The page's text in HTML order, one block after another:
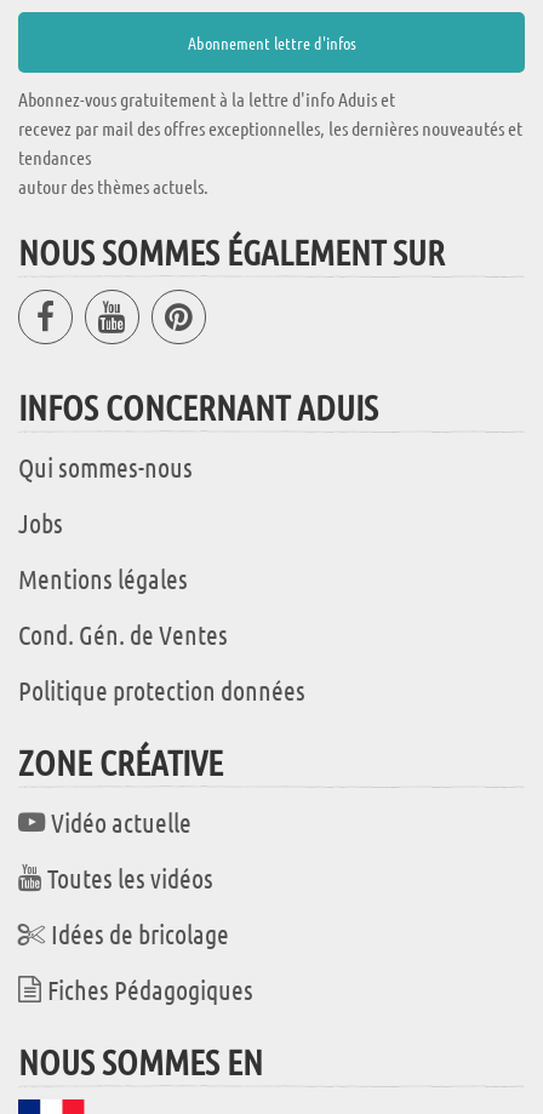
Abonnez-vous gratuitement à la lettre d'info Aduis et
recevez par mail des offres exceptionnelles, les dernières nouveautés et
tendances
autour des thèmes actuels.
NOUS SOMMES ÉGALEMENT SUR
INFOS CONCERNANT ADUIS
Qui sommes-nous
Jobs
Mentions légales
Cond. Gén. de Ventes
Politique protection données
ZONE CRÉATIVE
Vidéo actuelle
Toutes les vidéos
Idées de bricolage
Fiches Pédagogiques
NOUS SOMMES EN